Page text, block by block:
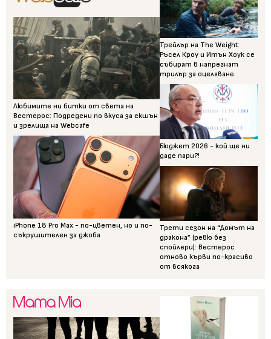
Любимите ни битки от света на
Вестерос: Подредени по вкуса за екшън
и зрелища на Webcafe
iPhone 18 Pro Max - по-цветен, но и по-
съкрушителен за джоба
Трейлър на The Weight:
Ръсел Кроу и Итън Хоук се
събират в напрегнат
трилър за оцеляване
Бюджет 2026 - кой ще ни
даде пари?!
Трети сезон на “Домът на
дракона” (ревю без
спойлери): Вестерос
отново кърви по-красиво
от всякога